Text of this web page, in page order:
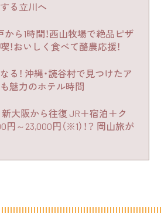
る立川へ
から1時間！西山牧場で絶品ピザ
！おいしく食べて酪農応援！
！ 沖縄・読谷村で見つけたア
魅力のホテル時間
大阪から往復 JR＋宿泊＋ク
～23,000円（※1）！？ 岡山旅が